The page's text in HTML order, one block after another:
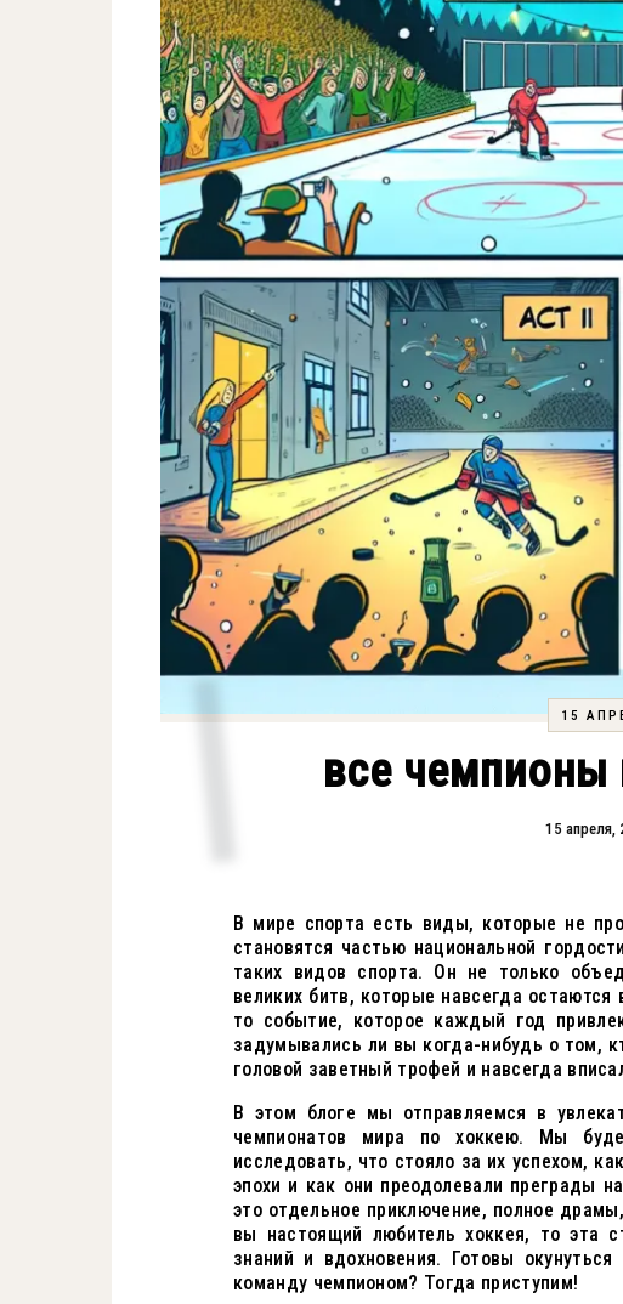
15
все
15 апреля,
В мире спорта есть виды, которые не
становятся частью национальной
таких видов спорта. Он не только
великих битв, которые навсегда
то событие, которое каждый год
задумывались ли вы когда-нибудь о том,
головой заветный трофей и навсегда
В этом блоге мы отправляемся в
чемпионатов мира по хоккею. Мы
исследовать, что стояло за их успехом,
эпохи и как они преодолевали преграды
это отдельное приключение, полное
вы настоящий любитель хоккея, то эта
знаний и вдохновения. Готовы
команду чемпионом? Тогда приступим!